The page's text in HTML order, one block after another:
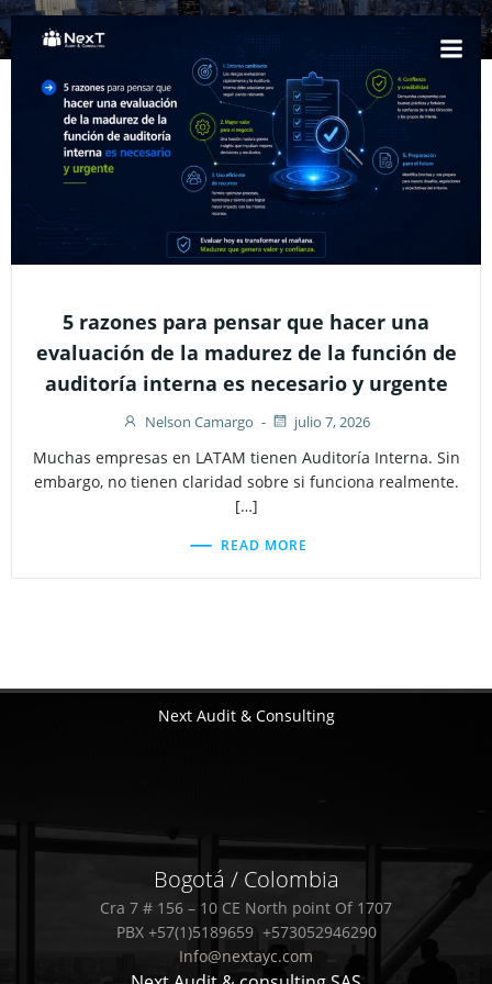
Saltar
5 razones para pensar que hacer una
evaluación de la madurez de la función de
auditoría interna es necesario y urgente
Nelson Camargo - julio 7, 2026
Muchas empresas en LATAM tienen Auditoría Interna. Sin
embargo, no tienen claridad sobre si funciona realmente.
[…]
READ MORE
Next Audit & Consulting
Bogotá / Colombia
Cra 7 # 156 – 10 CE North point Of 1707
PBX +57(1)5189659 +573052946290
Info@nextayc.com